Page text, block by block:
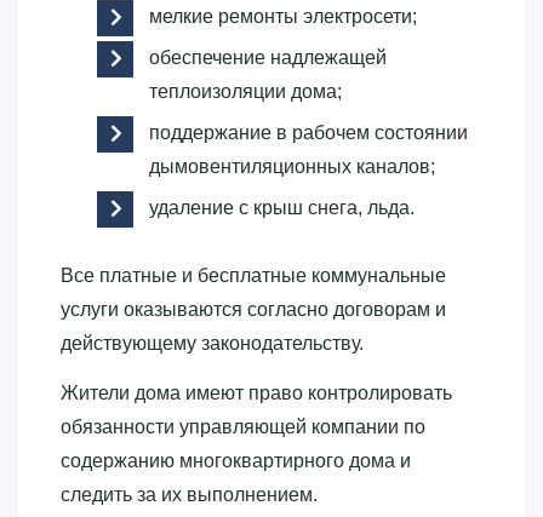
мелкие ремонты электросети;
обеспечение надлежащей
теплоизоляции дома;
поддержание в рабочем состоянии
дымовентиляционных каналов;
удаление с крыш снега, льда.
Все платные и бесплатные коммунальные
услуги оказываются согласно договорам и
действующему законодательству.
Жители дома имеют право контролировать
обязанности управляющей компании по
содержанию многоквартирного дома и
следить за их выполнением.